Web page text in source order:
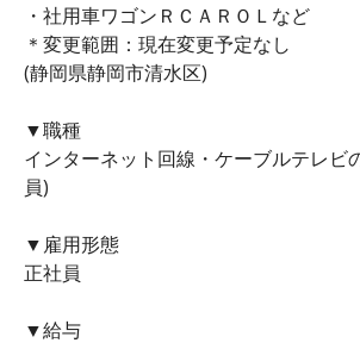
・社用車ワゴンＲＣＡＲＯＬなど
＊変更範囲：現在変更予定なし
(静岡県静岡市清水区)
▼職種
インターネット回線・ケーブルテレビ
員)
▼雇用形態
正社員
▼給与